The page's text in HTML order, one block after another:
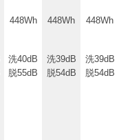
448Wh 448Wh 448Wh
洗40dB
脱55dB
洗39dB
脱54dB
洗39dB
脱54dB